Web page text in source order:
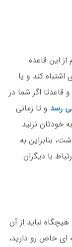
این قاعده
اشتباه کند و یا
اگر شما در
رسد و تا زمانی
نزنید
بنابراین به
با دیگران
نباید از آن
ای خاص رو دارید،